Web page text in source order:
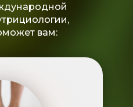
вам: